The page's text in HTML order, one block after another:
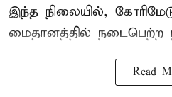
இந்த நிலையில்,
மைதானத்தில் நடைபெற்ற
Read